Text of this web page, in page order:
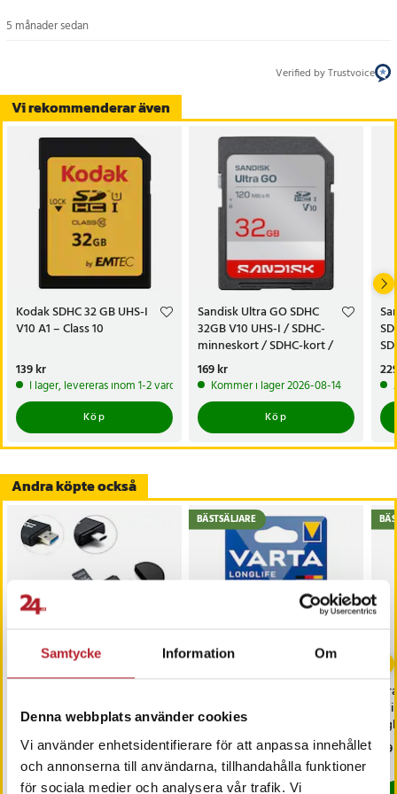
Samtycke Information Om
Denna webbplats använder cookies
Vi använder enhetsidentifierare för att anpassa innehållet
och annonserna till användarna, tillhandahålla funktioner
för sociala medier och analysera vår trafik. Vi
- Typ: SDHC-minneskort
- Klassificering: UHS-I U1, Video Speed Class V10, App Performance
Class A1
- Rekommenderad användning: Kameror, laptops, skrivare, SD-
kompatibla Android-enheter
Artikelnummer:122903
Vi rekommenderar även
Kodak SDHC 32 GB UHS-I
V10 A1 – Class 10
Pris:139 kr
139 kr
I lager, levereras inom 1-2 vardagar
Köp
Sandisk Ultra GO SDHC
32GB V10 UHS-I / SDHC-
minneskort / SDHC-kort /
SD-kort / flashminneskort
Pris:169 kr
169 kr
Kommer i lager 2026-08-14
Köp
5 månader sedan
Verified by Trustvoice
Andra köpte också
USB 3.0 / USB Typ C
Pris :149 kr
149 kr
I lager, levereras inom 1-2 vardagar
-41
BÄSTSÄLJARE
När bytte du senast?
Nuvarande pris:
29 krTidigare pris:49 kr
29 kr 49 kr
I lager, levereras inom 1-2 vardagar